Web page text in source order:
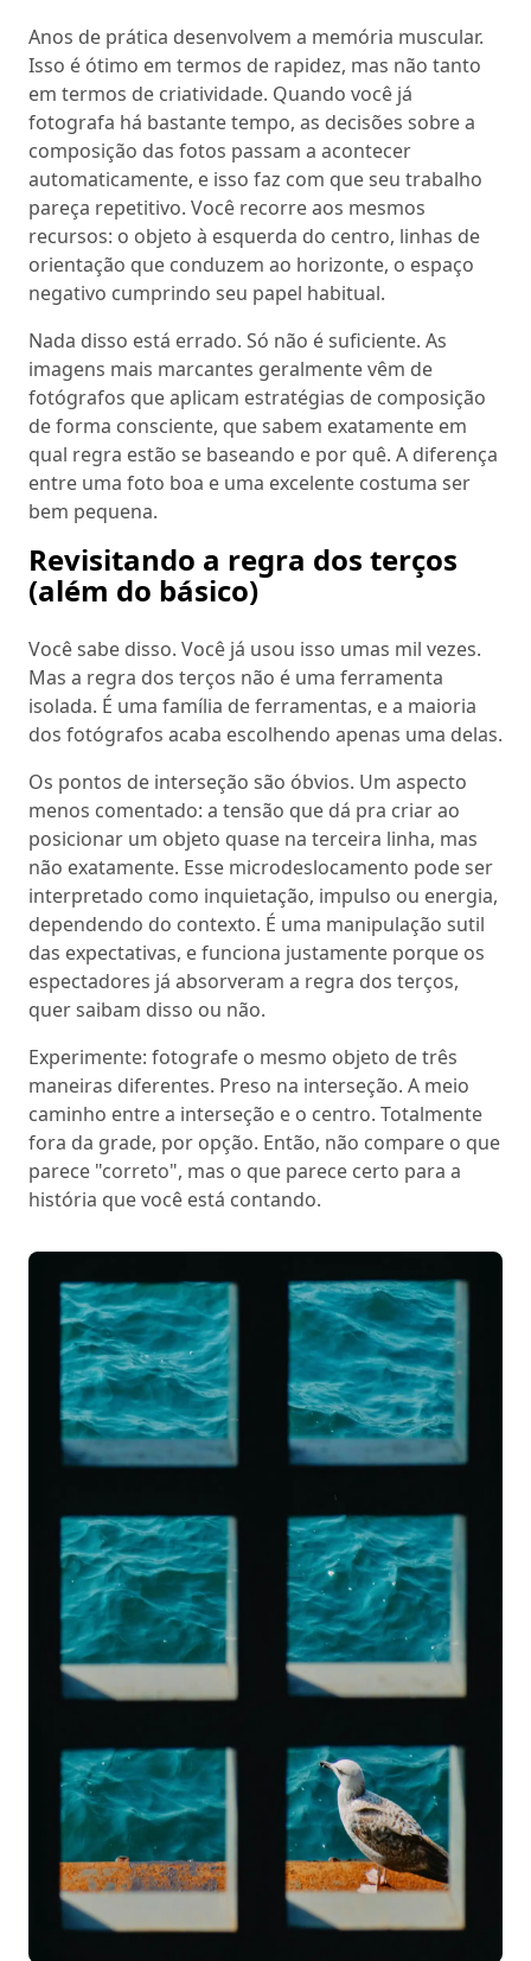
Anos de prática desenvolvem a memória muscular.
Isso é ótimo em termos de rapidez, mas não tanto
em termos de criatividade. Quando você já
fotografa há bastante tempo, as decisões sobre a
composição das fotos passam a acontecer
automaticamente, e isso faz com que seu trabalho
pareça repetitivo. Você recorre aos mesmos
recursos: o objeto à esquerda do centro, linhas de
orientação que conduzem ao horizonte, o espaço
negativo cumprindo seu papel habitual.
Nada disso está errado. Só não é suficiente. As
imagens mais marcantes geralmente vêm de
fotógrafos que aplicam estratégias de composição
de forma consciente, que sabem exatamente em
qual regra estão se baseando e por quê. A diferença
entre uma foto boa e uma excelente costuma ser
bem pequena.
Revisitando a regra dos terços
(além do básico)
Você sabe disso. Você já usou isso umas mil vezes.
Mas a regra dos terços não é uma ferramenta
isolada. É uma família de ferramentas, e a maioria
dos fotógrafos acaba escolhendo apenas uma delas.
Os pontos de interseção são óbvios. Um aspecto
menos comentado: a tensão que dá pra criar ao
posicionar um objeto quase na terceira linha, mas
não exatamente. Esse microdeslocamento pode ser
interpretado como inquietação, impulso ou energia,
dependendo do contexto. É uma manipulação sutil
das expectativas, e funciona justamente porque os
espectadores já absorveram a regra dos terços,
quer saibam disso ou não.
Experimente: fotografe o mesmo objeto de três
maneiras diferentes. Preso na interseção. A meio
caminho entre a interseção e o centro. Totalmente
fora da grade, por opção. Então, não compare o que
parece "correto", mas o que parece certo para a
história que você está contando.